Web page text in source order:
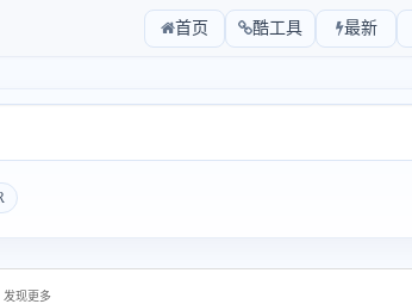
首页 酷工具 最新
发现更多